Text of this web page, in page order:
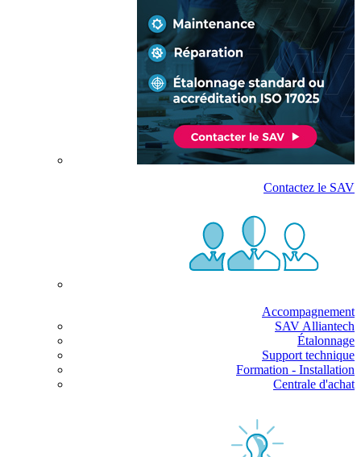
Contactez le SAV
Accompagnement
SAV Alliantech
Étalonnage
Support technique
Formation - Installation
Centrale d'achat